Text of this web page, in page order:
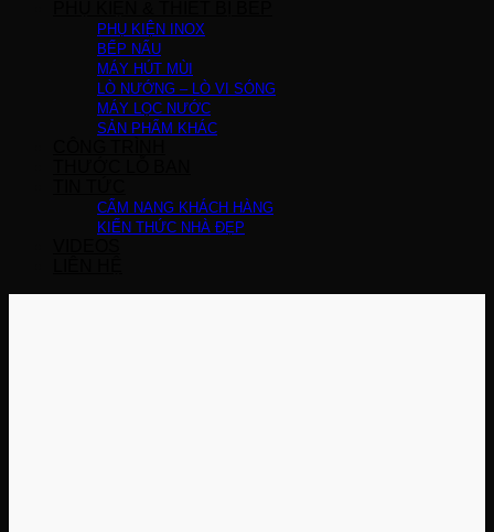
PHỤ KIỆN INOX
BẾP NẤU
MÁY HÚT MÙI
LÒ NƯỚNG – LÒ VI SÓNG
MÁY LỌC NƯỚC
SẢN PHẨM KHÁC
CẨM NANG KHÁCH HÀNG
KIẾN THỨC NHÀ ĐẸP